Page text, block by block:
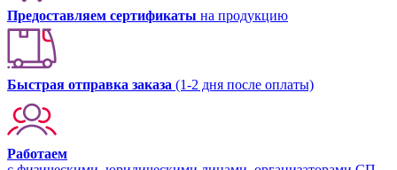
Предоставляем сертификаты на продукцию
Быстрая отправка заказа (1-2 дня после оплаты)
Работаем